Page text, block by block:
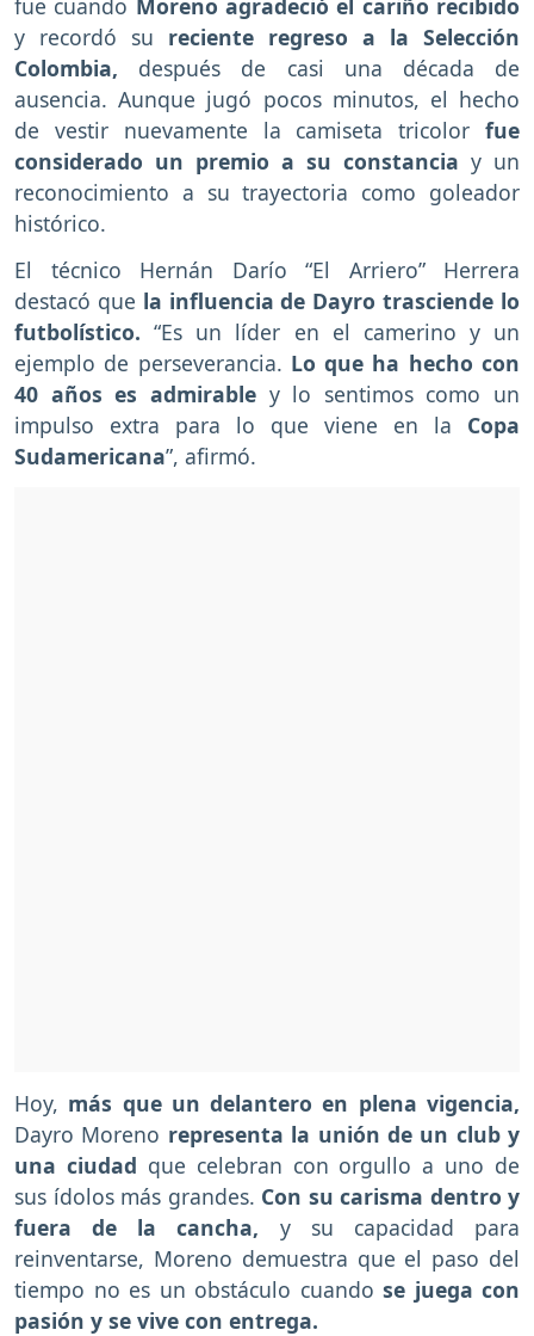
fue cuando Moreno agradeció el cariño recibido
y recordó su reciente regreso a la Selección
Colombia, después de casi una década de
ausencia. Aunque jugó pocos minutos, el hecho
de vestir nuevamente la camiseta tricolor fue
considerado un premio a su constancia y un
reconocimiento a su trayectoria como goleador
histórico.
El técnico Hernán Darío “El Arriero” Herrera
destacó que la influencia de Dayro trasciende lo
futbolístico. “Es un líder en el camerino y un
ejemplo de perseverancia. Lo que ha hecho con
40 años es admirabley lo sentimos como un
impulso extra para lo que viene en la Copa
Sudamericana”, afirmó.
Hoy, más que un delantero en plena vigencia,
Dayro Moreno representa la unión de un club y
una ciudad que celebran con orgullo a uno de
sus ídolos más grandes. Con su carisma dentro y
fuera de la cancha, y su capacidad para
reinventarse, Moreno demuestra que el paso del
tiempo no es un obstáculo cuando se juega con
pasión y se vive con entrega.